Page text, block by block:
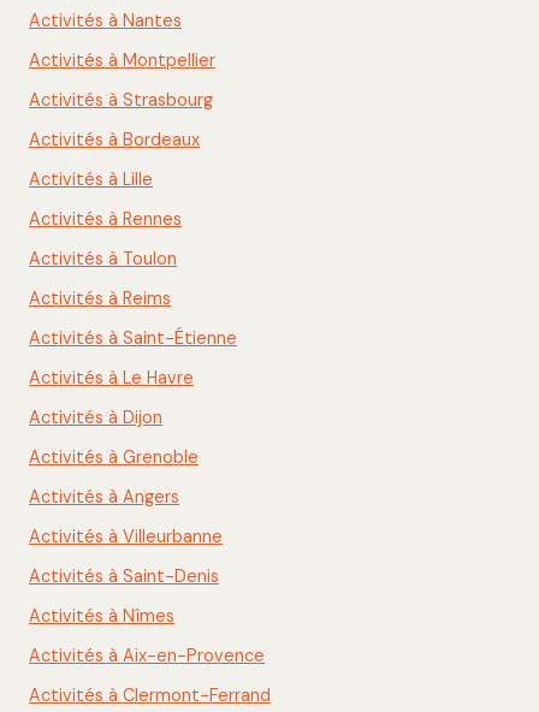
Activités à Nantes
Activités à Montpellier
Activités à Strasbourg
Activités à Bordeaux
Activités à Lille
Activités à Rennes
Activités à Toulon
Activités à Reims
Activités à Saint-Étienne
Activités à Le Havre
Activités à Dijon
Activités à Grenoble
Activités à Angers
Activités à Villeurbanne
Activités à Saint-Denis
Activités à Nîmes
Activités à Aix-en-Provence
Activités à Clermont-Ferrand